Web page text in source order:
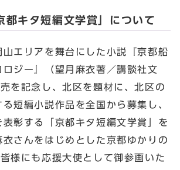
都キタ短編文学賞」について
エリアを舞台にした小説『京都船
ロジー』（望月麻衣著／講談社文
を記念し、北区を題材に、北区の
短編小説作品を全国から募集し、
表彰する「京都キタ短編文学賞」を
衣さんをはじめとした京都ゆかりの
様にも応援大使として御参画いた